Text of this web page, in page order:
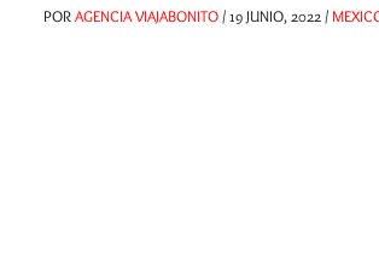
PORAGENCIA VIAJABONITO/19 JUNIO, 2022/